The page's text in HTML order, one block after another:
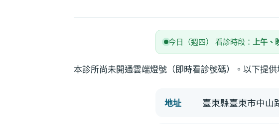
今日（週四） 看診時段： 上午、
本診所尚未開通雲端燈號（即時看診號碼）。以下提
地址 臺東縣臺東市中山